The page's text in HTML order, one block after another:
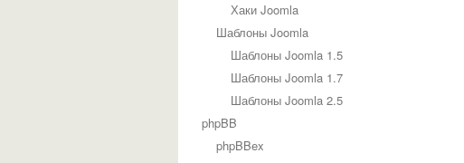
Хаки Joomla
Шаблоны Joomla
Шаблоны Joomla 1.5
Шаблоны Joomla 1.7
Шаблоны Joomla 2.5
phpBB
phpBBex